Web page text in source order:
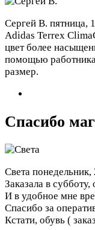
Сергей В. пятница,
Adidas Terrex
цвет более
помощью
размер.
Спасибо
Света понедельник,
Заказала в
И в удобное мне
Спасибо за
Кстати, обувь (